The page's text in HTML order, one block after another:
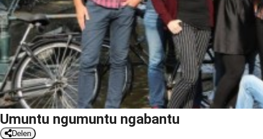
Umuntu ngumuntu ngabantu
Delen